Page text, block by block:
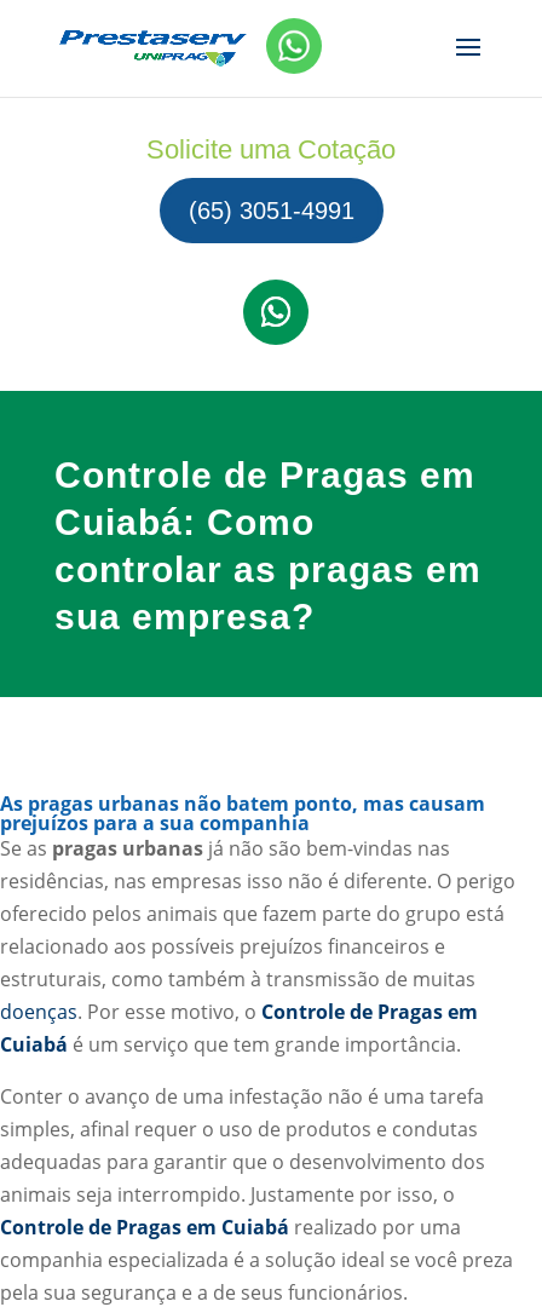
Solicite uma Cotação
(65) 3051-4991
Controle de Pragas em
Cuiabá: Como
controlar as pragas em
sua empresa?
As pragas urbanas não batem ponto, mas causam
prejuízos para a sua companhia
Se as pragas urbanas já não são bem-vindas nas
residências, nas empresas isso não é diferente. O perigo
oferecido pelos animais que fazem parte do grupo está
relacionado aos possíveis prejuízos financeiros e
estruturais, como também à transmissão de muitas
doenças. Por esse motivo, o Controle de Pragas em
Cuiabá é um serviço que tem grande importância.
Conter o avanço de uma infestação não é uma tarefa
simples, afinal requer o uso de produtos e condutas
adequadas para garantir que o desenvolvimento dos
animais seja interrompido. Justamente por isso, o
Controle de Pragas em Cuiabá realizado por uma
companhia especializada é a solução ideal se você preza
pela sua segurança e a de seus funcionários.